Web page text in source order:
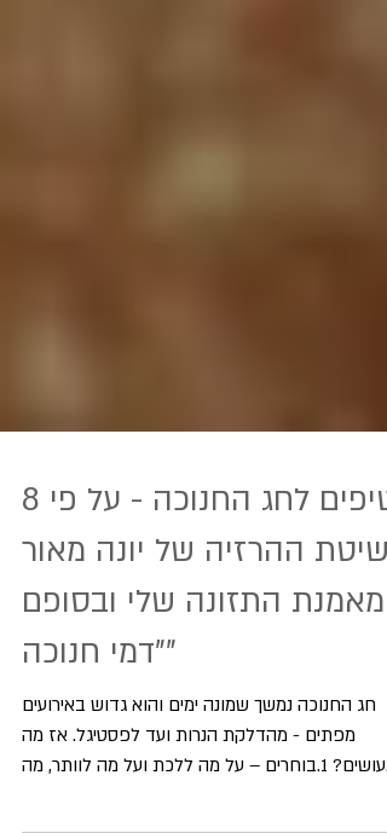
8 טיפים לחג החנוכה - על פי
שיטת ההרזיה של יונה מאור
מאמנת התזונה שלי ובסופם
"דמי חנוכה"
מפתים - מהדלקת הנרות ועד לפסטיגל. אז מה